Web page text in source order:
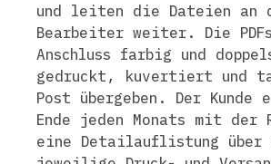
und leiten die Dateien an
Bearbeiter weiter. Die
Anschluss farbig und
gedruckt, kuvertiert und
Post übergeben. Der Kunde
Ende jeden Monats mit der
eine Detailauflistung über